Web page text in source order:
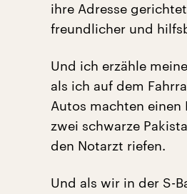
ihre Adresse
freundlicher und
Und ich erzähle
als ich auf dem
Autos machten einen
zwei schwarze
den Notarzt riefen.
Und als wir in der S-